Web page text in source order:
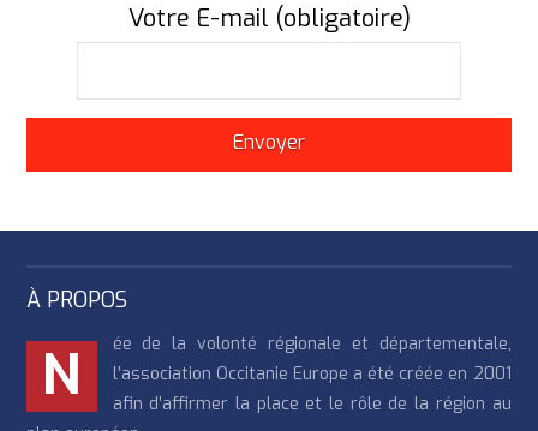
Votre E-mail (obligatoire)
À PROPOS
N
ée de la volonté régionale et départementale,
l’association Occitanie Europe a été créée en 2001
afin d’affirmer la place et le rôle de la région au